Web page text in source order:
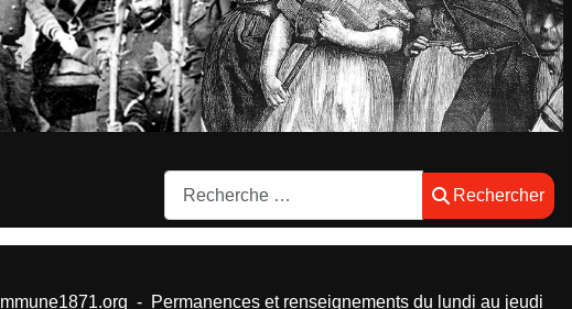
Rechercher
Rechercher
- Permanences et renseignements du lundi au jeudi